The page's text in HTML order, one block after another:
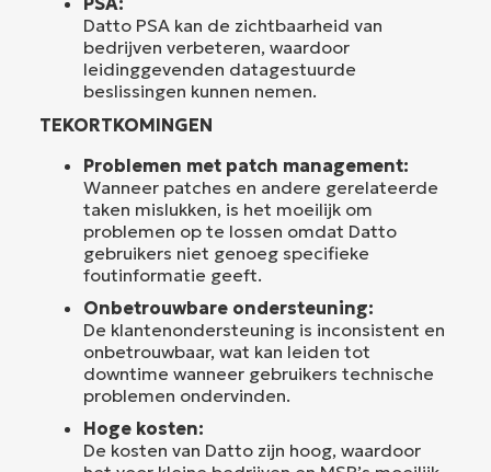
Datto PSA kan de zichtbaarheid van
bedrijven verbeteren, waardoor
leidinggevenden datagestuurde
beslissingen kunnen nemen.
TEKORTKOMINGEN
Problemen met patch management:
Wanneer patches en andere gerelateerde
taken mislukken, is het moeilijk om
problemen op te lossen omdat Datto
gebruikers niet genoeg specifieke
foutinformatie geeft.
Onbetrouwbare ondersteuning:
De klantenondersteuning is inconsistent en
onbetrouwbaar, wat kan leiden tot
downtime wanneer gebruikers technische
problemen ondervinden.
Hoge kosten:
De kosten van Datto zijn hoog, waardoor